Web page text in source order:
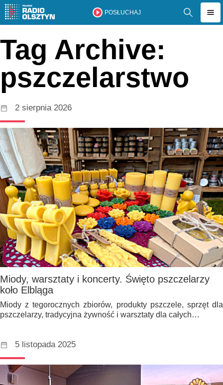
POSŁUCHAJ
Tag Archive:
pszczelarstwo
2 sierpnia 2026
Miody, warsztaty i koncerty. Święto pszczelarzy
koło Elbląga
Miody z tegorocznych zbiorów, produkty pszczele, sprzęt dla
pszczelarzy, tradycyjna żywność i warsztaty dla całych…
5 listopada 2025